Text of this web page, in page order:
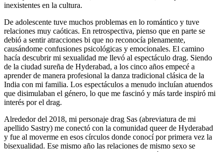
inexistentes en la cultura.
De adolescente tuve muchos problemas en lo romántico y tuve
relaciones muy caóticas. En retrospectiva, pienso que en parte se
debió a sentir atracciones bi que no reconocía plenamente,
causándome confusiones psicológicas y emocionales. El camino
hacía descubrir mi sexualidad me llevó al espectáculo drag. Siendo
de la ciudad sureña de Hyderabad, a los cinco años empecé a
aprender de manera profesional la danza tradicional clásica de la
India con mi familia. Los espectáculos a menudo incluían atuendos
que disimulaban el género, lo que me fascinó y más tarde inspiró mi
interés por el drag.
Alrededor del 2018, mi personaje drag Sas (abreviatura de mi
apellido Sastry) me conectó con la comunidad queer de Hyderabad
y fue al moverme en esos círculos donde conocí por primera vez la
bisexualidad. Ese mismo año las relaciones de mismo sexo se